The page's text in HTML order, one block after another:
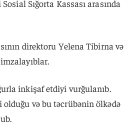
Sığorta Kassası arasında
direktoru Yelena Tibirna və
inkişaf etdiyi vurğulanıb.
və bu təcrübənin ölkədə